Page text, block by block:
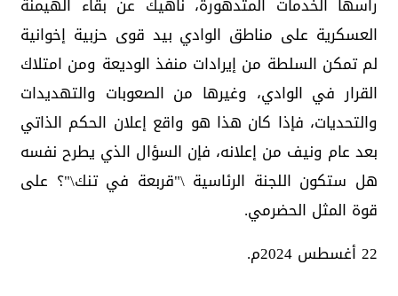
العسكرية على مناطق الوادي بيد قوى حزبية إخوانية
لم تمكن السلطة من إيرادات منفذ الوديعة ومن امتلاك
القرار في الوادي، وغيرها من الصعوبات والتهديدات
والتحديات، فإذا كان هذا هو واقع إعلان الحكم الذاتي
بعد عام ونيف من إعلانه، فإن السؤال الذي يطرح نفسه
هل ستكون اللجنة الرئاسية \"قربعة في تنك\"؟ على
قوة المثل الحضرمي.
22 أغسطس 2024م.